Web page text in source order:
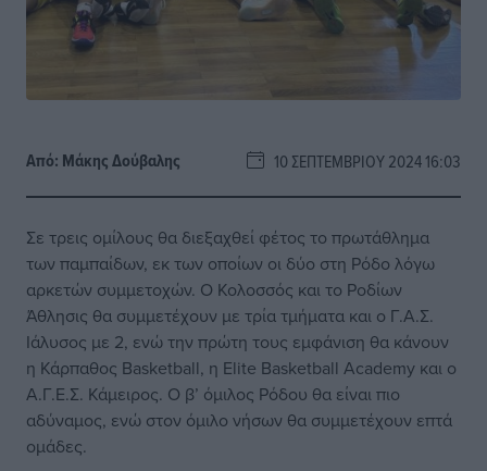
Από: Μάκης Δούβαλης 10 ΣΕΠΤΕΜΒΡΊΟΥ 2024 16:03
Σε τρεις ομίλους θα διεξαχθεί φέτος το πρωτάθλημα
των παμπαίδων, εκ των οποίων οι δύο στη Ρόδο λόγω
αρκετών συμμετοχών. Ο Κολοσσός και το Ροδίων
Άθλησις θα συμμετέχουν με τρία τμήματα και ο Γ.Α.Σ.
Ιάλυσος με 2, ενώ την πρώτη τους εμφάνιση θα κάνουν
η Κάρπαθος Basketball, η Elite Basketball Academy και ο
Α.Γ.Ε.Σ. Κάμειρος. Ο β’ όμιλος Ρόδου θα είναι πιο
αδύναμος, ενώ στον όμιλο νήσων θα συμμετέχουν επτά
ομάδες.